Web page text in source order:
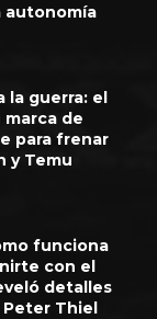
autonomía
la guerra: el
de
para frenar
y Temu
funciona
con el
detalles
Peter Thiel